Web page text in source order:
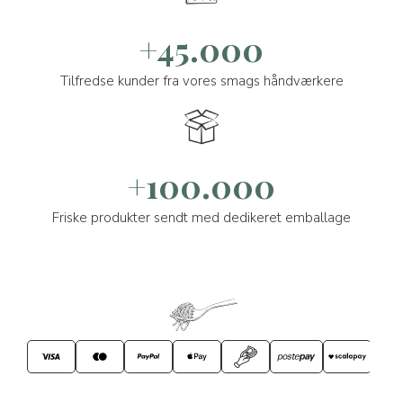
+45.000
Tilfredse kunder fra vores smags håndværkere
+100.000
Friske produkter sendt med dedikeret emballage